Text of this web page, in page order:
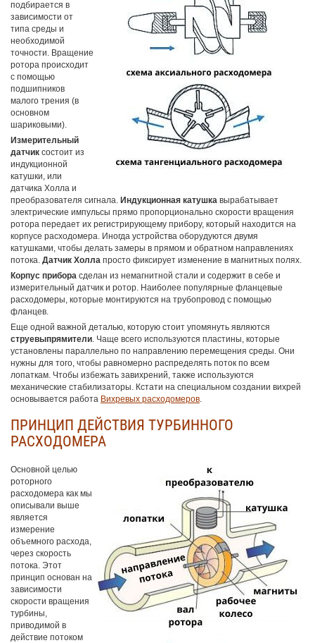
подбирается в
зависимости от
типа среды и
необходимой
точности. Вращение
ротора происходит
с помощью
подшипников
малого трения (в
основном
шариковыми).
Измерительный
датчик состоит из
индукционной
катушки, или
датчика Холла и
преобразователя сигнала. Индукционная катушка вырабатывает
электрические импульсы прямо пропорционально скорости вращения
ротора передает их регистрирующему прибору, который находится на
корпусе расходомера. Иногда устройства оборудуются двумя
катушками, чтобы делать замеры в прямом и обратном направлениях
потока. Датчик Холла просто фиксирует изменение в магнитных полях.
Корпус прибора сделан из немагнитной стали и содержит в себе и
измерительный датчик и ротор. Наиболее популярные фланцевые
расходомеры, которые монтируются на трубопровод с помощью
фланцев.
Еще одной важной деталью, которую стоит упомянуть являются
струевыпрямители . Чаще всего используются пластины, которые
установлены параллельно по направлению перемещения среды. Они
нужны для того, чтобы равномерно распределять поток по всем
лопаткам. Чтобы избежать завихрений, также используются
механические стабилизаторы. Кстати на специальном создании вихрей
основывается работа Вихревых расходомеров
ПРИНЦИП ДЕЙСТВИЯ ТУРБИННОГО
РАСХОДОМЕРА
Основной целью
роторного
расходомера как мы
описывали выше
является
измерение
объемного расхода,
через скорость
потока. Этот
принцип основан на
зависимости
скорости вращения
турбины,
приводимой в
действие потоком